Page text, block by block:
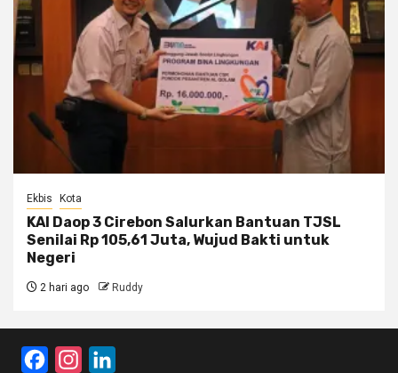
Ekbis Kota
KAI Daop 3 Cirebon Salurkan Bantuan TJSL
Senilai Rp 105,61 Juta, Wujud Bakti untuk
Negeri
2 hari ago Ruddy
FacebookInstagram